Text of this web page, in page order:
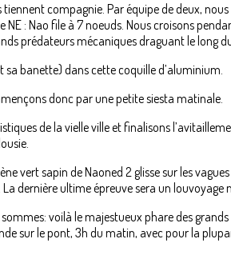
compagnie. Par équipe de deux,
: Nao file à 7 noeuds. Nous croisons
prédateurs mécaniques draguant le long
banette) dans cette coquille d’aluminium.
donc par une petite siesta matinale.
de la vielle ville et finalisons
vert sapin de Naoned 2 glisse sur les
dernière ultime épreuve sera un louvoyage
voilà le majestueux phare des
sur le pont, 3h du matin, avec pour la